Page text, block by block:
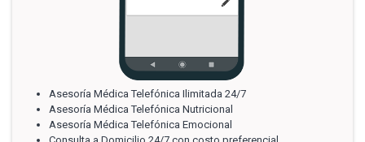
Asesoría Médica Telefónica Ilimitada 24/7
Asesoría Médica Telefónica Nutricional
Asesoría Médica Telefónica Emocional